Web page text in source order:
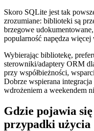
Skoro SQLite jest tak
zrozumiane: biblioteki są
brzegowe
popularność napędza
Wybierając bibliotekę,
sterowniki/adaptery ORM
przy współbieżności,
Dobrze wspierana
wdrożeniem a weekendem
Gdzie pojawia
przypadki użycia